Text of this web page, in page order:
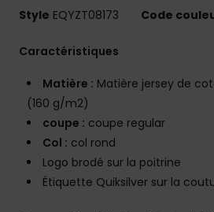
Style EQYZT08173 Code
Caractéristiques
Matière : Matière jersey de
(160 g/m2)
coupe : coupe regular
Col : col rond
Logo brodé sur la poitrine
Étiquette Quiksilver sur la